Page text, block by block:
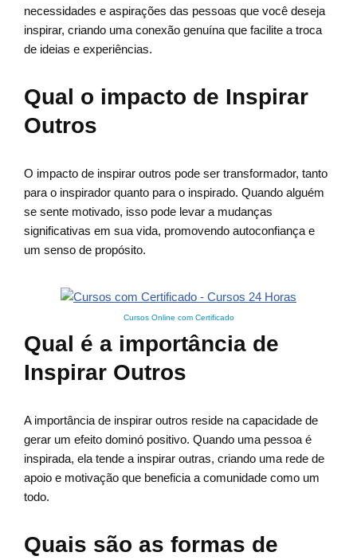
necessidades e aspirações das pessoas que você deseja
inspirar, criando uma conexão genuína que facilite a troca
de ideias e experiências.
Qual o impacto de Inspirar
Outros
O impacto de inspirar outros pode ser transformador, tanto
para o inspirador quanto para o inspirado. Quando alguém
se sente motivado, isso pode levar a mudanças
significativas em sua vida, promovendo autoconfiança e
um senso de propósito.
Cursos Online com Certificado
Qual é a importância de
Inspirar Outros
A importância de inspirar outros reside na capacidade de
gerar um efeito dominó positivo. Quando uma pessoa é
inspirada, ela tende a inspirar outras, criando uma rede de
apoio e motivação que beneficia a comunidade como um
todo.
Quais são as formas de